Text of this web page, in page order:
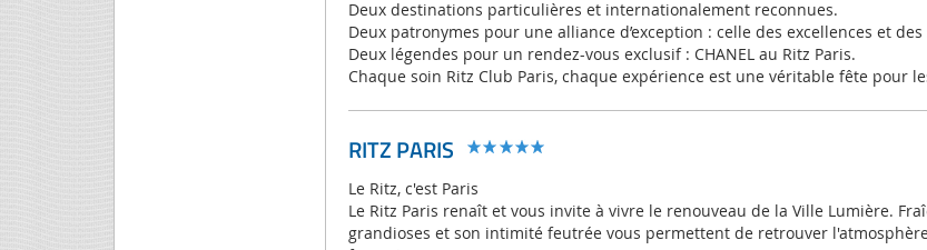
Deux destinations particulières et internationalement reconnues.
Deux patronymes pour une alliance d’exception : celle des excellences et
Deux légendes pour un rendez-vous exclusif : CHANEL au Ritz Paris.
Chaque soin Ritz Club Paris, chaque expérience est une véritable fête pour
RITZ PARIS
Le Ritz, c'est Paris
Le Ritz Paris renaît et vous invite à vivre le renouveau de la Ville Lumière.
grandioses et son intimité feutrée vous permettent de retrouver